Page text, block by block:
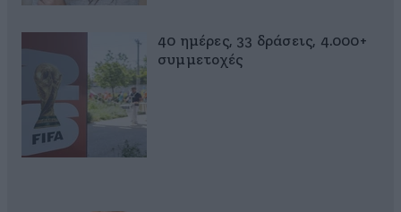
40 ημέρες, 33 δράσεις, 4.000+
συμμετοχές